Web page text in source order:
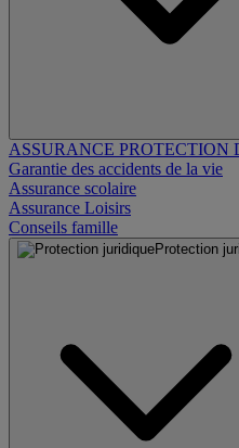
ASSURANCE PROTECTION
Garantie des accidents de la vie
Assurance scolaire
Assurance Loisirs
Conseils famille
Protection